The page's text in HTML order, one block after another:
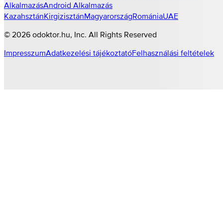
AlkalmazásAndroid Alkalmazás
KazahsztánKirgizisztánMagyarországRomániaUAE
© 2026 odoktor.hu, Inc. All Rights Reserved
ImpresszumAdatkezelési tájékoztatóFelhasználási feltételek